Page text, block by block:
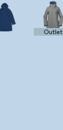
Outlet